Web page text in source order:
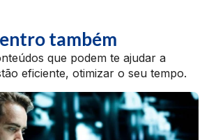
também
que podem te ajudar a
eficiente, otimizar o seu tempo.